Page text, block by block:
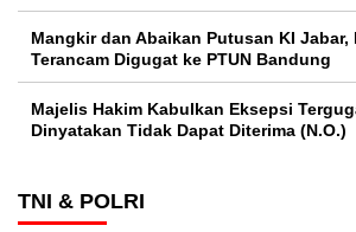
Mangkir dan Abaikan Putusan KI Jabar,
Terancam Digugat ke PTUN Bandung
Majelis Hakim Kabulkan Eksepsi
Dinyatakan Tidak Dapat Diterima (N.O.)
TNI & POLRI